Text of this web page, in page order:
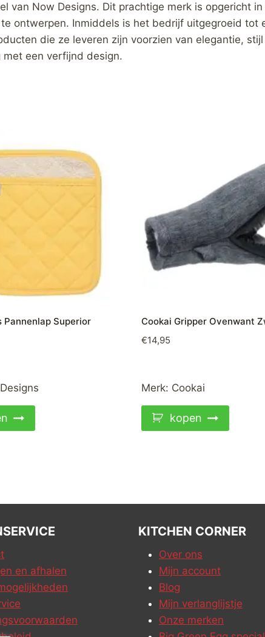
van Now Designs. Dit prachtige merk is opgericht
ontwerpen. Inmiddels is het bedrijf uitgegroeid
die ze leveren zijn voorzien van elegantie,
een verfijnd design.
Pannenlap Superior
Cookai Gripper Ovenwant
€14,95
Merk: Cookai
kopen
en afhalen
KITCHEN CORNER
Over ons
Mijn account
Blog
Mijn verlanglijstje
Onze merken